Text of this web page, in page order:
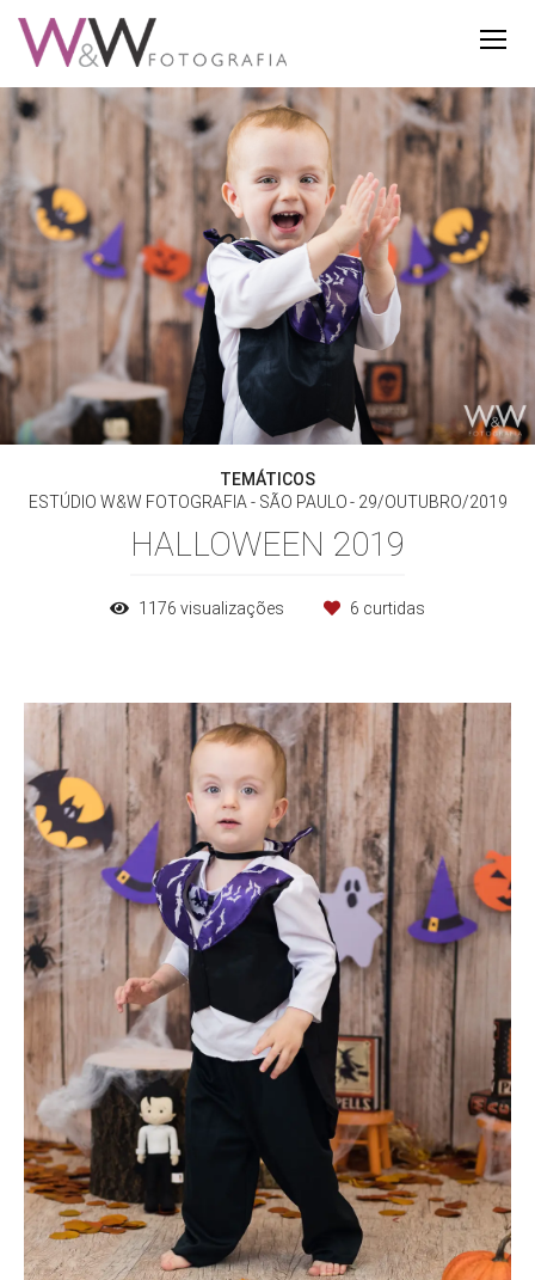
TEMÁTICOS
ESTÚDIO W&W FOTOGRAFIA - SÃO PAULO
29/OUTUBRO/2019
HALLOWEEN 2019
1176 visualizações 6 curtidas